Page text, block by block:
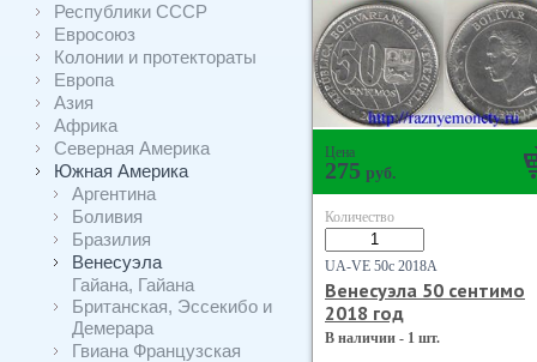
Республики СССР
Евросоюз
Колонии и протектораты
Европа
Азия
Африка
Северная Америка
Южная Америка
Аргентина
Боливия
Бразилия
Венесуэла
Гайана, Гайана
Британская, Эссекибо и
Демерара
Гвиана Французская
Цена
275 руб.
Количество
UA-VE 50с 2018А
Венесуэла 50 сентимо
2018 год
В наличии - 1 шт.